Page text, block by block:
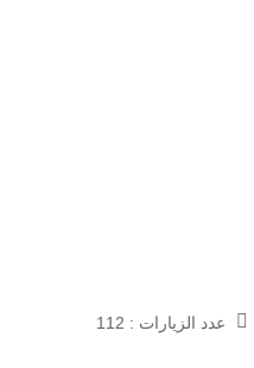
عدد الزيارات : 112